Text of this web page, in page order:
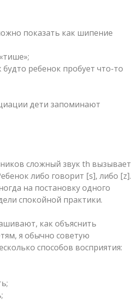
показать как шипение
ребенок пробует что-то
дети запоминают
сложный звук th вызывает
либо говорит [s], либо [z].
на постановку одного
спокойной практики.
как объяснить
я обычно советую
способов восприятия: